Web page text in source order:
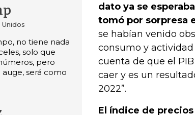
no tiene nada
solo que
pero
será como
dato ya se
tomó por sorpresa
se habían venido
consumo y
cuenta de que el
caer y es un
2022”.
El índice de